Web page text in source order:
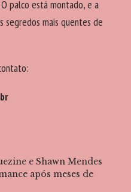
palco está montado, e a
mais quentes de
e Shawn Mendes
após meses de